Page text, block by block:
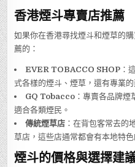
香港煙斗專賣店推薦
如果你在香港尋找煙斗和煙草的
薦的：
EVER TOBACCO SHOP ：
式各樣的煙斗、煙草，還有專業的
GQ Tobacco ：專賣各品牌煙
適合各類煙民。
傳統煙草店 ：在背包客常去的
草店，這些店通常都會有本地特色
煙斗的價格與選擇建